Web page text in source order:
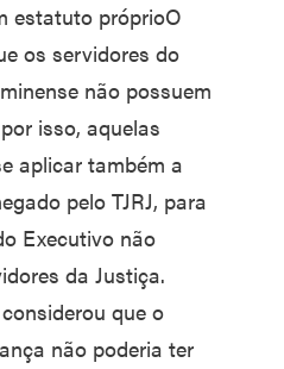
estatuto próprioO
os servidores do
não possuem
isso, aquelas
aplicar também a
pelo TJRJ, para
Executivo não
da Justiça.
que o
não poderia ter